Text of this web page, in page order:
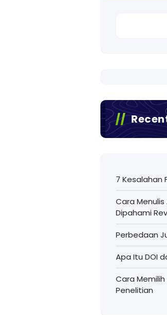
7 Kesalahan
Cara
Dipahami
Perbedaan
Apa Itu DOI
Cara
Penelitian